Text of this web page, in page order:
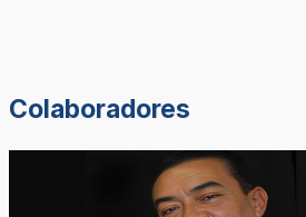
Colaboradores